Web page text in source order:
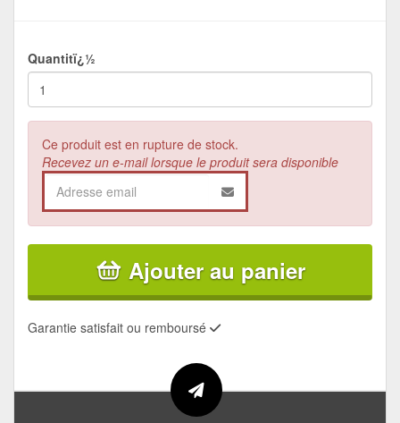
Quantitï¿½
Ce produit est en rupture de stock.
Recevez un e-mail lorsque le produit sera disponible
Ajouter au panier
Garantie satisfait ou remboursé